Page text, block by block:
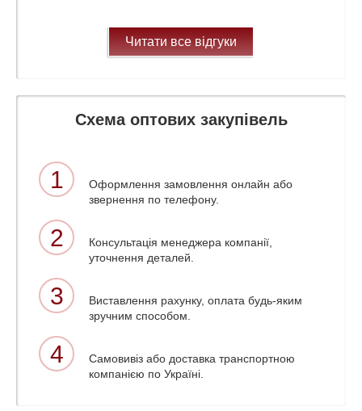
Читати все відгуки
Схема оптових закупівель
1
Оформлення замовлення онлайн або
звернення по телефону.
2
Консультація менеджера компанії,
уточнення деталей.
3
Виставлення рахунку, оплата будь-яким
зручним способом.
4
Самовивіз або доставка транспортною
компанією по Україні.